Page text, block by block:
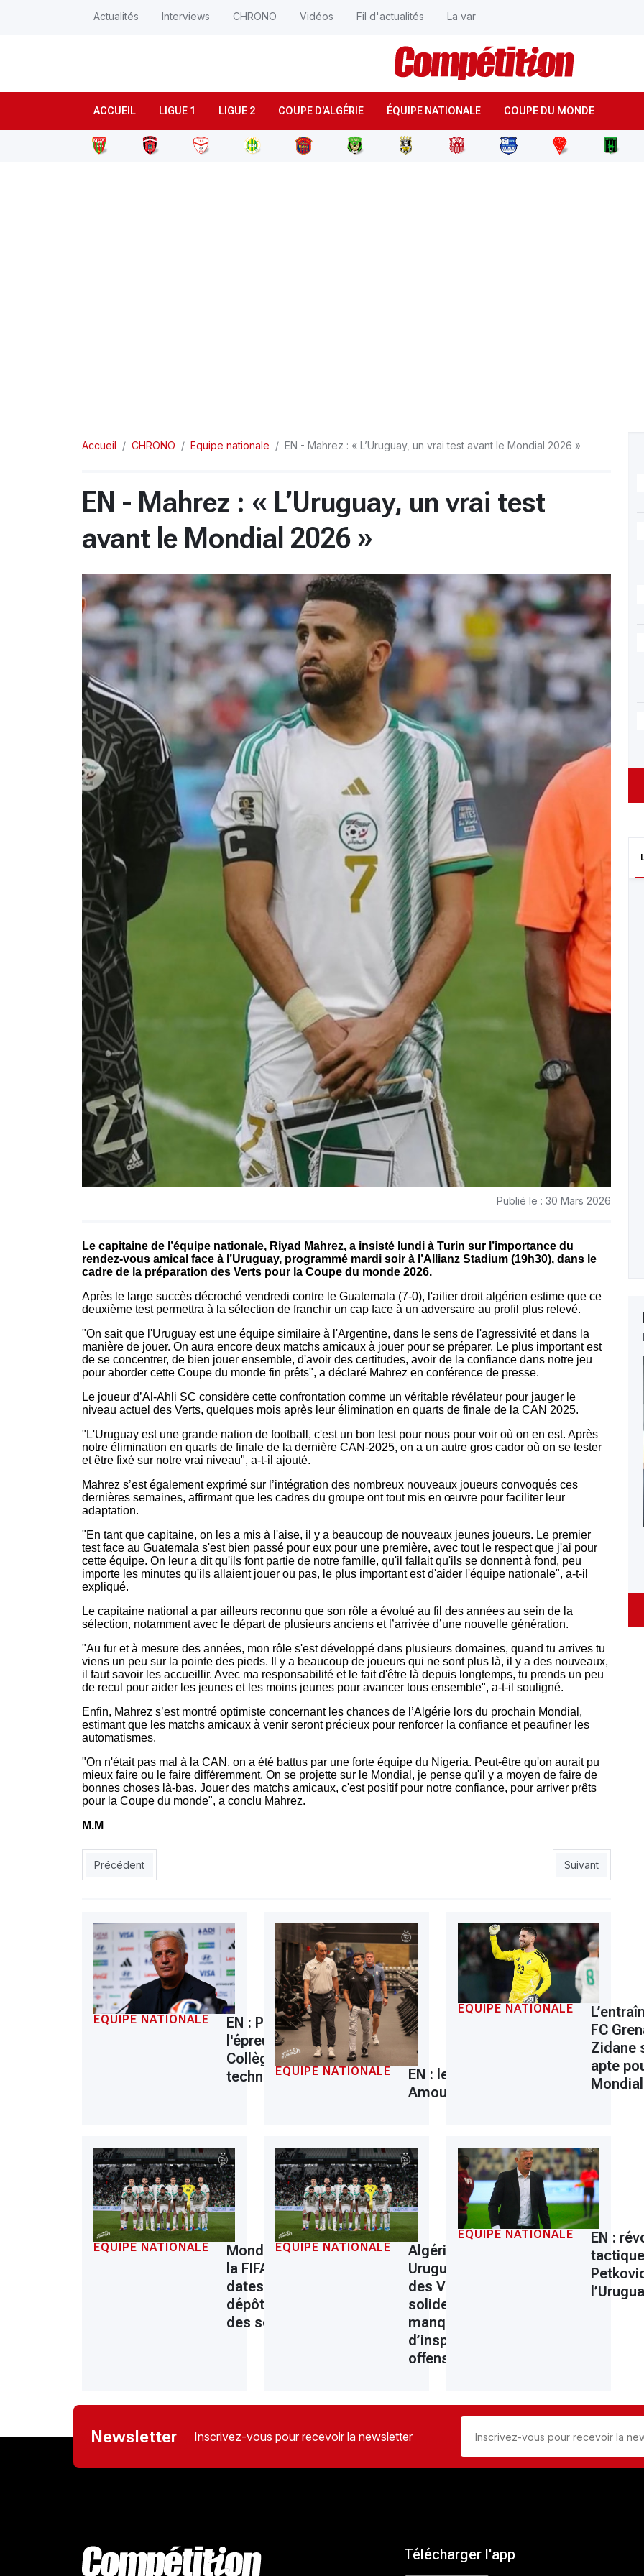
ACCUEIL LIGUE 1 LIGUE 2 COUPE D'ALGÉRIE ÉQUIPE NATIONALE COUPE DU MONDE
Actualités Interviews CHRONO Vidéos Fil d'actualités La var
Accueil CHRONO Equipe nationale EN - Mahrez : « L’Uruguay, un vrai test avant le Mondial 2026 »
EN - Mahrez : « L’Uruguay, un vrai test
avant le Mondial 2026 »
Publié le : 30 Mars 2026
Le capitaine de l’équipe nationale, Riyad Mahrez, a insisté lundi à Turin sur l’importance du
rendez-vous amical face à l’Uruguay, programmé mardi soir à l’Allianz Stadium (19h30), dans le
cadre de la préparation des Verts pour la Coupe du monde 2026.
Après le large succès décroché vendredi contre le Guatemala (7-0), l'ailier droit algérien estime que ce
deuxième test permettra à la sélection de franchir un cap face à un adversaire au profil plus relevé.
"On sait que l'Uruguay est une équipe similaire à l'Argentine, dans le sens de l'agressivité et dans la
manière de jouer. On aura encore deux matchs amicaux à jouer pour se préparer. Le plus important est
de se concentrer, de bien jouer ensemble, d'avoir des certitudes, avoir de la confiance dans notre jeu
pour aborder cette Coupe du monde fin prêts", a déclaré Mahrez en conférence de presse.
Le joueur d’Al-Ahli SC considère cette confrontation comme un véritable révélateur pour jauger le
niveau actuel des Verts, quelques mois après leur élimination en quarts de finale de la CAN 2025.
"L'Uruguay est une grande nation de football, c'est un bon test pour nous pour voir où on en est. Après
notre élimination en quarts de finale de la dernière CAN-2025, on a un autre gros cador où on se tester
et être fixé sur notre vrai niveau", a-t-il ajouté.
Mahrez s’est également exprimé sur l’intégration des nombreux nouveaux joueurs convoqués ces
dernières semaines, affirmant que les cadres du groupe ont tout mis en œuvre pour faciliter leur
adaptation.
"En tant que capitaine, on les a mis à l'aise, il y a beaucoup de nouveaux jeunes joueurs. Le premier
test face au Guatemala s'est bien passé pour eux pour une première, avec tout le respect que j'ai pour
cette équipe. On leur a dit qu'ils font partie de notre famille, qu'il fallait qu'ils se donnent à fond, peu
importe les minutes qu'ils allaient jouer ou pas, le plus important est d'aider l'équipe nationale", a-t-il
expliqué.
Le capitaine national a par ailleurs reconnu que son rôle a évolué au fil des années au sein de la
sélection, notamment avec le départ de plusieurs anciens et l’arrivée d’une nouvelle génération.
"Au fur et à mesure des années, mon rôle s'est développé dans plusieurs domaines, quand tu arrives tu
viens un peu sur la pointe des pieds. Il y a beaucoup de joueurs qui ne sont plus là, il y a des nouveaux,
il faut savoir les accueillir. Avec ma responsabilité et le fait d'être là depuis longtemps, tu prends un peu
de recul pour aider les jeunes et les moins jeunes pour avancer tous ensemble", a-t-il souligné.
Enfin, Mahrez s’est montré optimiste concernant les chances de l’Algérie lors du prochain Mondial,
estimant que les matchs amicaux à venir seront précieux pour renforcer la confiance et peaufiner les
automatismes.
"On n'était pas mal à la CAN, on a été battus par une forte équipe du Nigeria. Peut-être qu'on aurait pu
mieux faire ou le faire différemment. On se projette sur le Mondial, je pense qu'il y a moyen de faire de
bonnes choses là-bas. Jouer des matchs amicaux, c'est positif pour notre confiance, pour arriver prêts
pour la Coupe du monde", a conclu Mahrez.
M.M
Article précédent : EN : révolution tactique signée Petkovic face à l’Uruguay
Précédent Article suivant :
Suivant
EQUIPE NATIONALE
EN : Petkovic à
l'épreuve du
Collège
techniqueEQUIPE NATIONALE
EN : le pari
Amoura
EQUIPE NATIONALE
FC
Zidane
apte
EQUIPE NATIONALE
Mondial 2026 :
la FIFA fixe les
dates pour le
dépôt des listes
des sélections
EQUIPE NATIONALE
Algérie -
Uruguay 0-0 :
des Verts
solides mais en
manque
d’inspiration
offensive
EQUIPE NATIONALE
EN :
Newsletter Inscrivez-vous pour recevoir la newsletter
Télécharger l'app